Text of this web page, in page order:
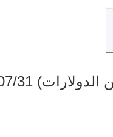
2026/07/31